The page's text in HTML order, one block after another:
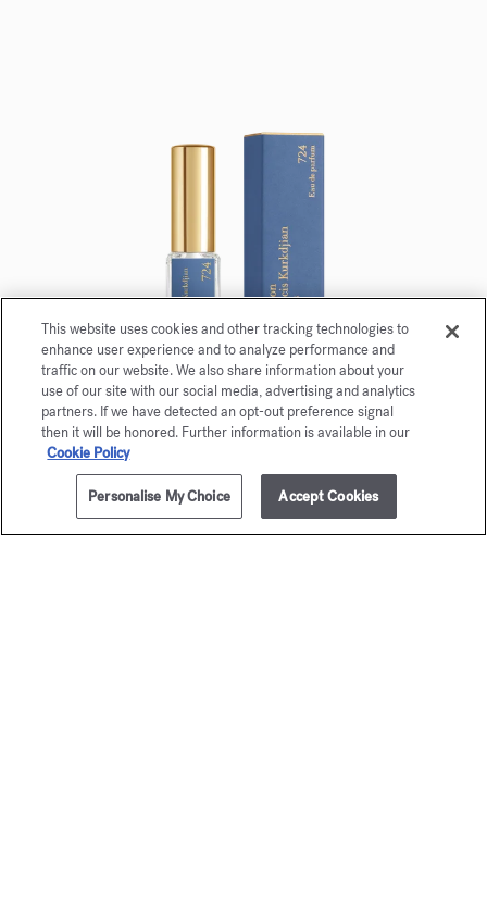
AVVISAMI € 285,00
724
Eau de parfum 5ml
Maison Francis Kurkdjian è lieta di offrirle
724 Eau de parfum 5ml.
This website uses cookies and other tracking technologies to
enhance user experience and to analyze performance and
traffic on our website. We also share information about your
use of our site with our social media, advertising and analytics
partners. If we have detected an opt-out preference signal
then it will be honored. Further information is available in our
Cookie Policy
Personalise My Choice Accept Cookies